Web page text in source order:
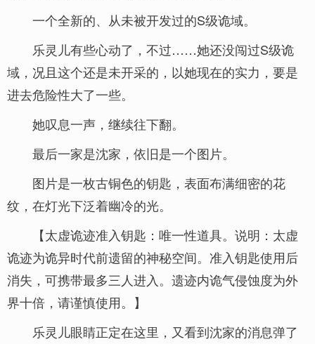
一个全新的、从未被开发过的S级诡域。
乐灵儿有些心动了，不过……她还没闯过S级诡
域，况且这个还是未开采的，以她现在的实力，要是
进去危险性大了一些。
她叹息一声，继续往下翻。
最后一家是沈家，依旧是一个图片。
图片是一枚古铜色的钥匙，表面布满细密的花
纹，在灯光下泛着幽冷的光。
【太虚诡迹准入钥匙：唯一性道具。说明：太虚
诡迹为诡异时代前遗留的神秘空间。准入钥匙使用后
消失，可携带最多三人进入。遗迹内诡气侵蚀度为外
界十倍，请谨慎使用。】
乐灵儿眼睛正定在这里，又看到沈家的消息弹了